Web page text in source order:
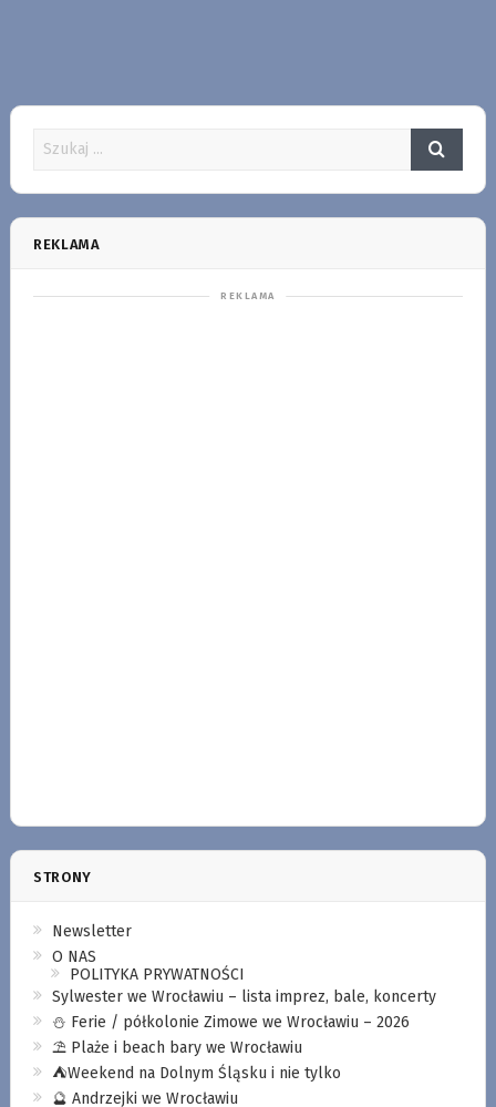
REKLAMA
STRONY
Newsletter
O NAS
POLITYKA PRYWATNOŚCI
Sylwester we Wrocławiu – lista imprez, bale, koncerty
⛄️ Ferie / półkolonie Zimowe we Wrocławiu – 2026
⛱️ Plaże i beach bary we Wrocławiu
⛺️Weekend na Dolnym Śląsku i nie tylko
🔮 Andrzejki we Wrocławiu